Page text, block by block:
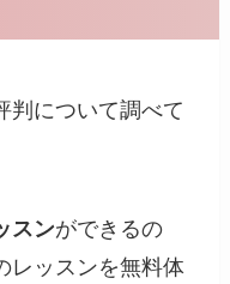
判について調べて
スンができるの
レッスンを無料体